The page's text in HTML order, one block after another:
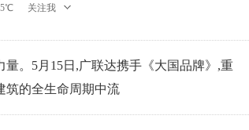
关注我
。5月15日,广联达携手《大国品牌》,重
筑的全生命周期中流